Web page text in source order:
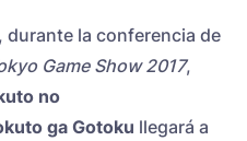
durante la conferencia de
Game Show 2017,
no
ga Gotoku llegará a